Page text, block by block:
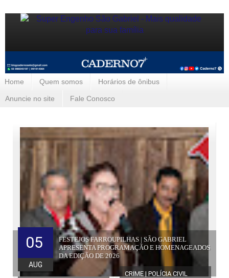
Home Quem somos Horários de ônibus
Anuncie no site Fale Conosco
FESTEJOS FARROUPILHAS | SÃO GABRIEL
APRESENTA PROGRAMAÇÃO E HOMENAGEADOS
DA EDIÇÃO DE 2026
05
AUG
CRIME | POLÍCIA CIVIL